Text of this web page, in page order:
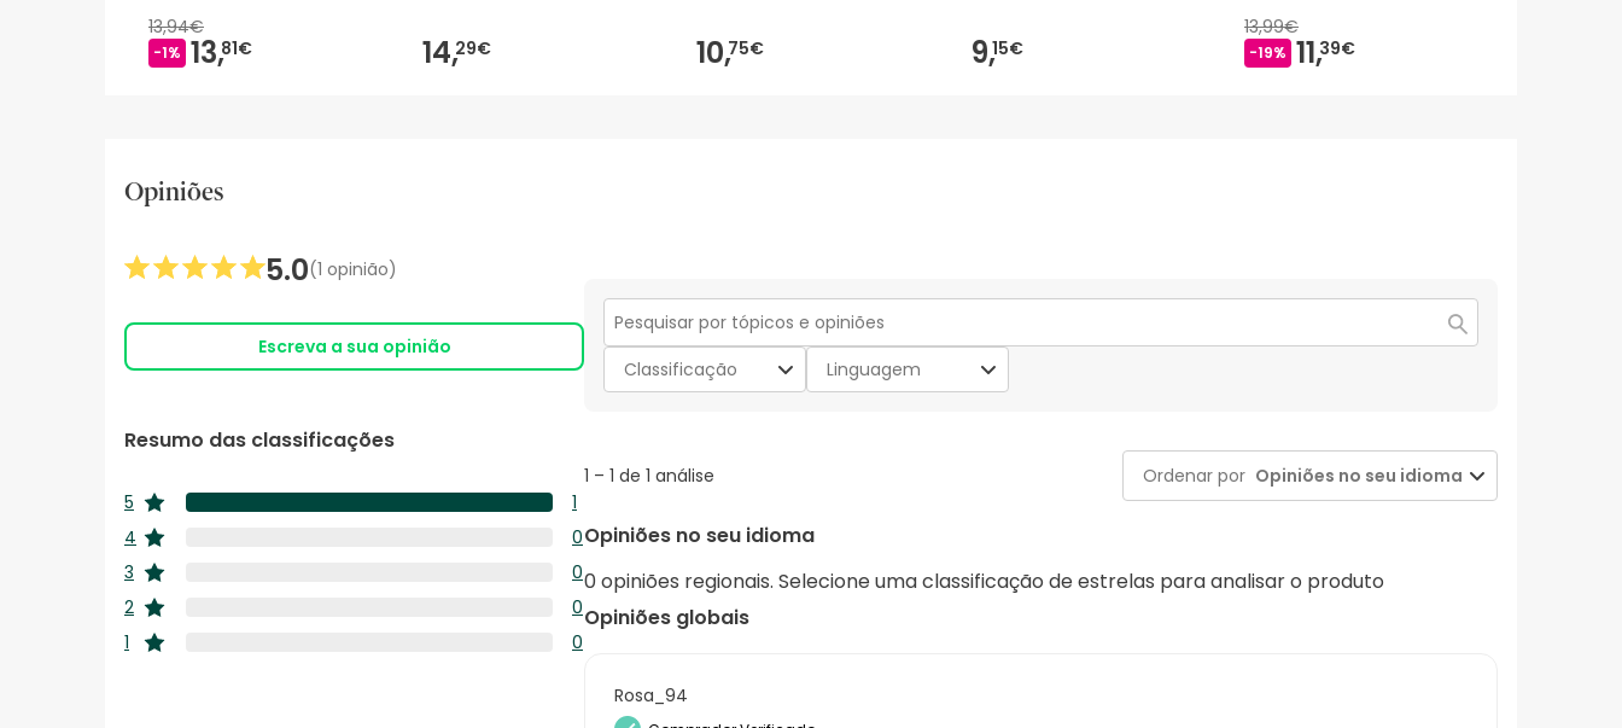
13,94€
-1% 13,81€ 14,29€ 10,75€ 9,15€
13,99€
-19% 11,39€
Opiniões
Resumo das classificações
5
estrelas
1
1
análise
com
5
estrelas.
4
estrelas
0
0
análise
com
4
3
estrelas
0
0
análise
com
estrelas.
2
estrelas
0
0
análise
1
estrelas
0
análise
5.0(1 opinião)
Escreva a sua opinião
Secção
para
pesquisar
Classificação Linguagem
1
to
de
análise
1 – 1 de 1 análise Ordenar por Opiniões no seu idioma
Opiniões no seu idioma
0 opiniões regionais. Selecione uma classificação de estrelas para analisar o produto
Opiniões globais
Rosa_94